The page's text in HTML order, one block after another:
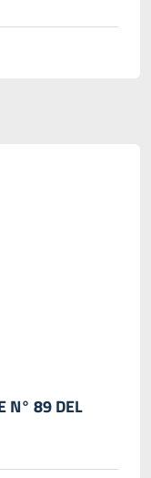
N° 89 DEL